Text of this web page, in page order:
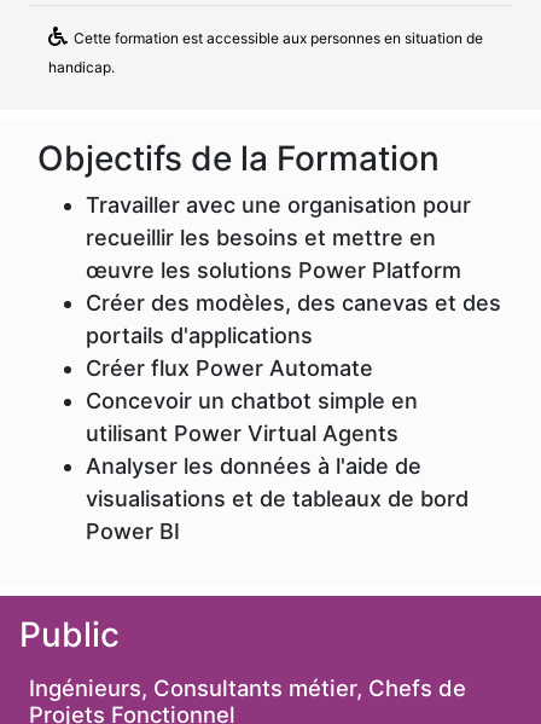
Objectifs de la Formation
Travailler avec une organisation pour
recueillir les besoins et mettre en
œuvre les solutions Power Platform
Créer des modèles, des canevas et des
portails d'applications
Créer flux Power Automate
Concevoir un chatbot simple en
utilisant Power Virtual Agents
Analyser les données à l'aide de
visualisations et de tableaux de bord
Power BI
Public
Ingénieurs, Consultants métier, Chefs de
Projets Fonctionnel
Cette formation est accessible aux personnes en situation de
handicap.